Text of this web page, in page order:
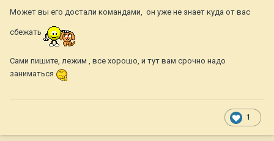
тон и игнор на 30-40 минут. Однако во время выполнения
команд никаких наказаний не было вовсе.
В прошлой же семье собаку били, мог ли он внезапно что-то
занятиями?
немного разыгрывается со временем. Я же хочу с ним
позаниматься, встаю, беру лакомства, зову его, и он сразу
же напрягается, очень-очень неохотно идёт. Далее говорю
Может вы его достали командами, он уже не знает куда от вас
сбежать
Сами пишите, лежим , все хорошо, и тут вам срочно надо
заниматься
1